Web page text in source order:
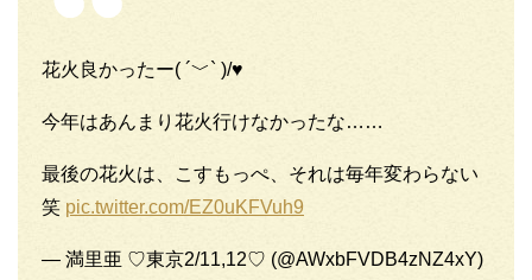
花火良かったー( ´﹀` )/♥
今年はあんまり花火行けなかったな……
最後の花火は、こすもっぺ、それは毎年変わらない
笑 pic.twitter.com/EZ0uKFVuh9
— 満里亜 ♡東京2/11,12♡ (@AWxbFVDB4zNZ4xY)